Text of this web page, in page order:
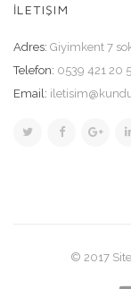
İLETIŞIM
Adres: Giyimkent 7
Telefon: 0539 421 20
Email:
© 2017